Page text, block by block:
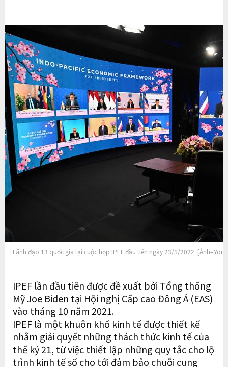
Lãnh đạo 13 quốc gia tại cuộc họp IPEF đầu tiên ngày 23/5/2022.
IPEF lần đầu tiên được đề xuất bởi Tổng thống
Mỹ Joe Biden tại Hội nghị Cấp cao Đông Á (EAS)
vào tháng 10 năm 2021.
IPEF là một khuôn khổ kinh tế được thiết kế
nhằm giải quyết những thách thức kinh tế của
thế kỷ 21, từ việc thiết lập những quy tắc cho lộ
trình kinh tế số cho tới đảm bảo chuỗi cung